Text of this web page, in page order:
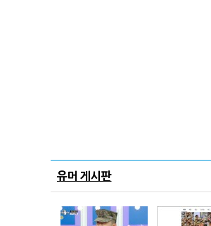
유머 게시판